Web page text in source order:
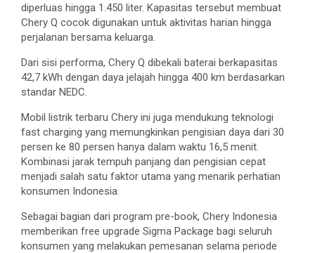
diperluas hingga 1.450 liter. Kapasitas tersebut membuat
Chery Q cocok digunakan untuk aktivitas harian hingga
perjalanan bersama keluarga.
Dari sisi performa, Chery Q dibekali baterai berkapasitas
42,7 kWh dengan daya jelajah hingga 400 km berdasarkan
standar NEDC.
Mobil listrik terbaru Chery ini juga mendukung teknologi
fast charging yang memungkinkan pengisian daya dari 30
persen ke 80 persen hanya dalam waktu 16,5 menit.
Kombinasi jarak tempuh panjang dan pengisian cepat
menjadi salah satu faktor utama yang menarik perhatian
konsumen Indonesia.
Sebagai bagian dari program pre-book, Chery Indonesia
memberikan free upgrade Sigma Package bagi seluruh
konsumen yang melakukan pemesanan selama periode